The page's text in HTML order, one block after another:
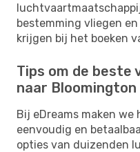
bestemming vliegen
krijgen bij het boeken
Tips om de beste
naar
Bij eDreams maken
eenvoudig en
opties van duizenden